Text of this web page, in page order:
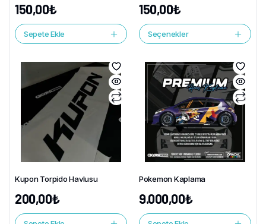
150,00₺
Sepete Ekle
150,00₺
Seçenekler
Kupon Torpido Havlusu
200,00₺
Pokemon Kaplama
9.000,00₺